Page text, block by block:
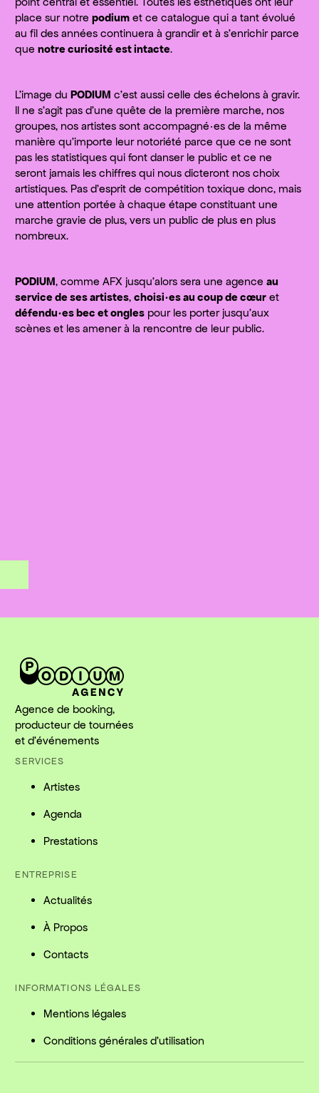
place sur notrepodium et ce catalogue qui a tant évolué
au fil des années continuera à grandir et à s’enrichir parce
quenotre curiosité est intacte.
L’image duPODIUM c’est aussi celle des échelons à gravir.
Il ne s’agit pas d’une quête de la première marche, nos
groupes, nos artistes sont accompagné·es de la même
manière qu’importe leur notoriété parce que ce ne sont
pas les statistiques qui font danser le public et ce ne
seront jamais les chiffres qui nous dicteront nos choix
artistiques. Pas d’esprit de compétition toxique donc, mais
une attention portée à chaque étape constituant une
marche gravie de plus, vers un public de plus en plus
nombreux.
PODIUM, comme AFX jusqu’alors sera une agenceau
service de ses artistes,choisi·es au coup de cœur et
défendu·es bec et ongles pour les porter jusqu’aux
scènes et les amener à la rencontre de leur public.
Agence de booking,
producteur de tournées
et d'événements
SERVICES
Artistes
Agenda
Prestations
ENTREPRISE
Actualités
À Propos
Contacts
INFORMATIONS LÉGALES
Mentions légales
Conditions générales d'utilisation